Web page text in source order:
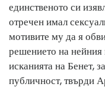
единственото си
отречен имал
мотивите му да я
решението на
исканията на Бенет,
публичност, твърди